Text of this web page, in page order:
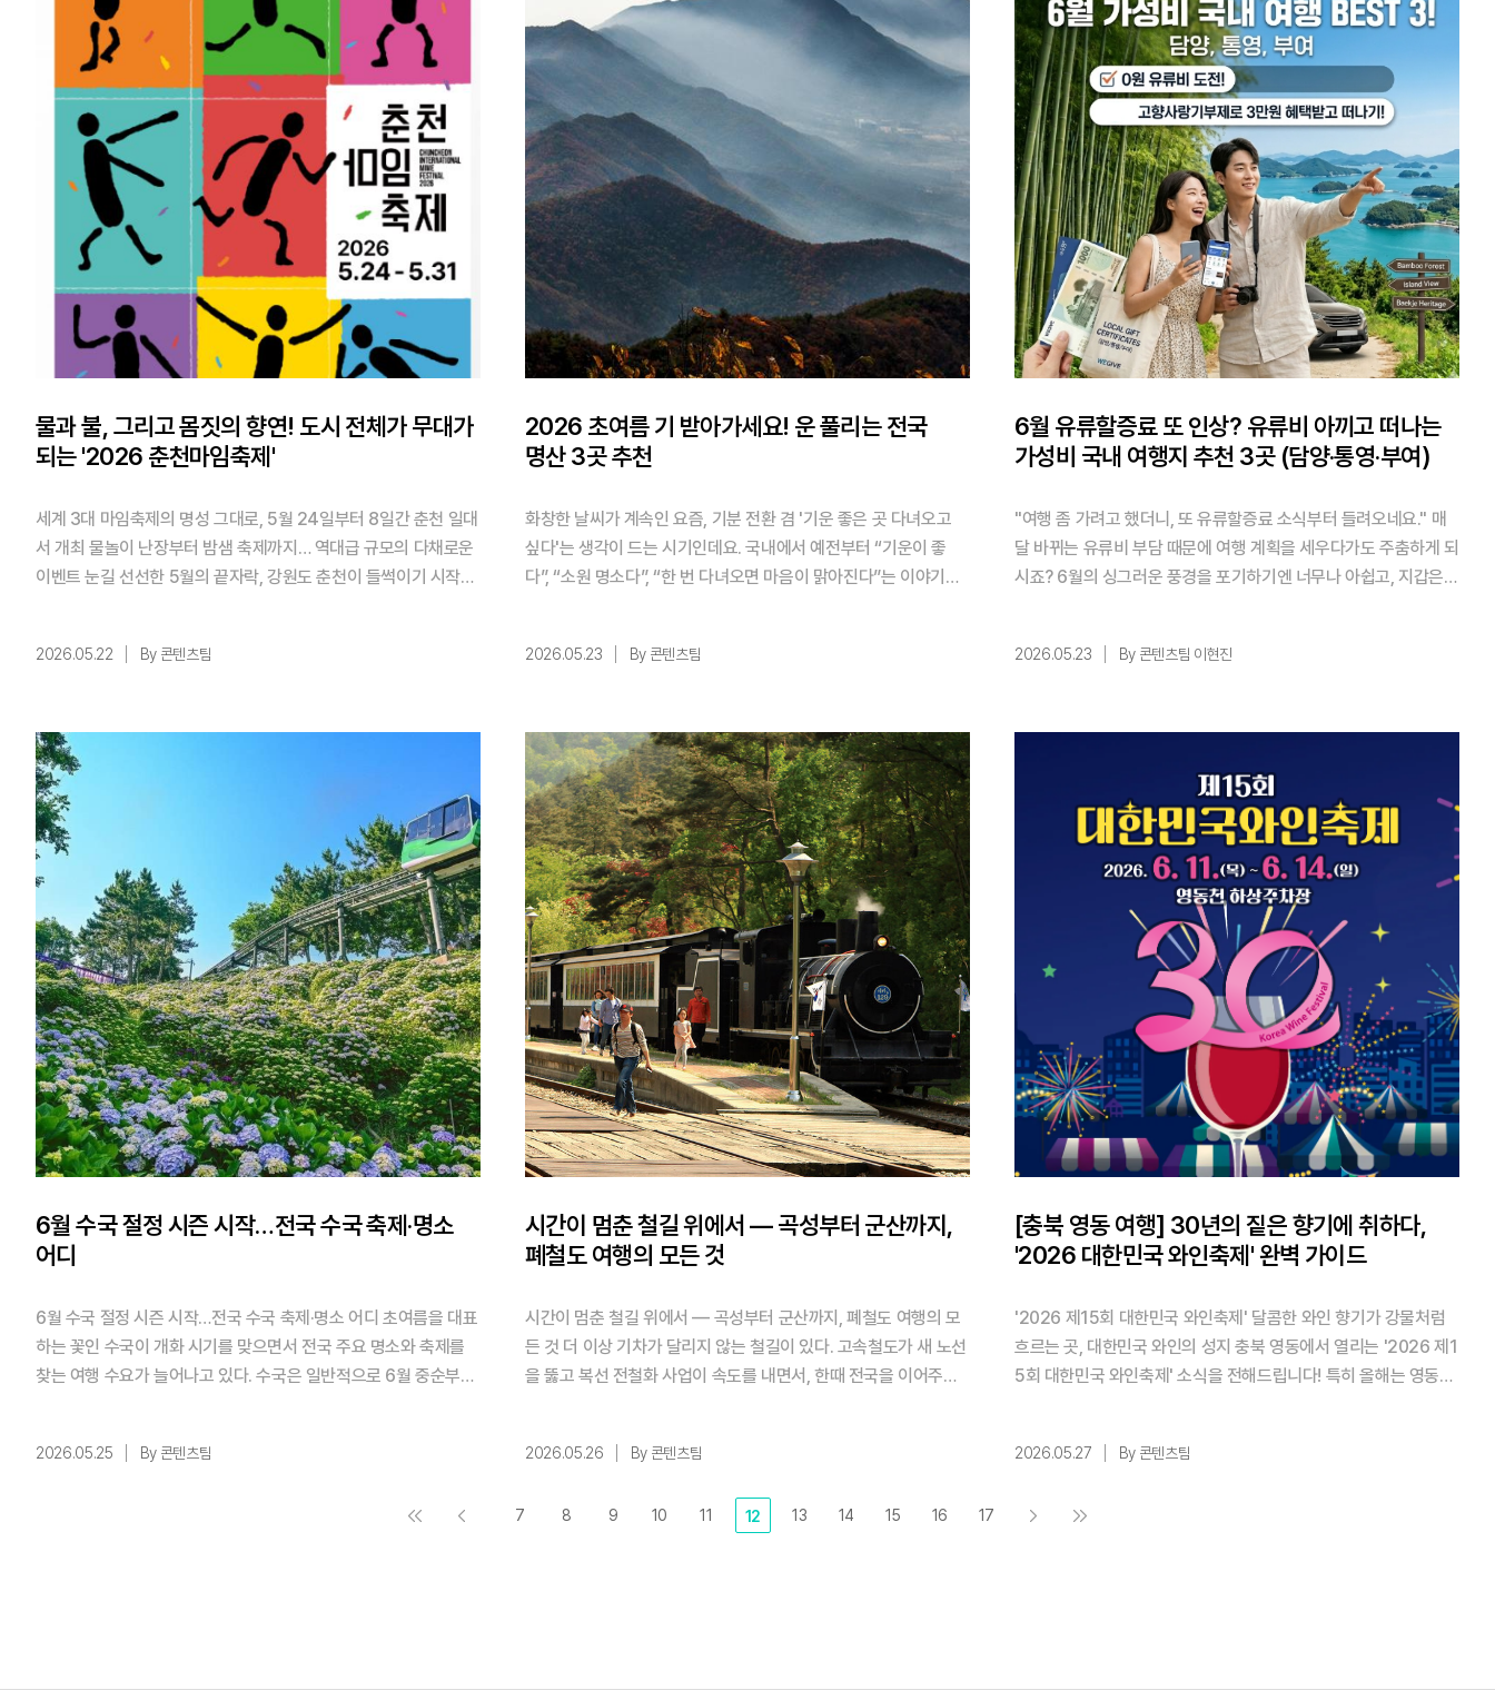
물과 불, 그리고 몸짓의 향연! 도시 전체가 무대가
되는 '2026 춘천마임축제'
세계 3대 마임축제의 명성 그대로, 5월 24일부터 8일간 춘천 일대
서 개최 물놀이 난장부터 밤샘 축제까지… 역대급 규모의 다채로운
이벤트 눈길 선선한 5월의 끝자락, 강원도 춘천이 들썩이기 시작한
24일(일)부터 31일(일)까지 8일간 화려한 막을 올린다. 올해 축제
2026.05.22 By 콘텐츠팀
2026 초여름 기 받아가세요! 운 풀리는 전국
명산 3곳 추천
화창한 날씨가 계속인 요즘, 기분 전환 겸 '기운 좋은 곳 다녀오고
싶다'는 생각이 드는 시기인데요. 국내에서 예전부터 “기운이 좋
다”, “소원 명소다”, “한 번 다녀오면 마음이 맑아진다”는 이야기가
2026.05.23 By 콘텐츠팀
6월 유류할증료 또 인상? 유류비 아끼고 떠나는
가성비 국내 여행지 추천 3곳 (담양·통영·부여)
"여행 좀 가려고 했더니, 또 유류할증료 소식부터 들려오네요." 매
달 바뀌는 유류비 부담 때문에 여행 계획을 세우다가도 주춤하게 되
시죠? 6월의 싱그러운 풍경을 포기하기엔 너무나 아쉽고, 지갑은
어떨까요? 오늘 이 포스팅 하나만 정독하시면, 올여름 여행 예산을
2026.05.23 By 콘텐츠팀 이현진
6월 수국 절정 시즌 시작…전국 수국 축제·명소
어디
6월 수국 절정 시즌 시작…전국 수국 축제·명소 어디 초여름을 대표
하는 꽃인 수국이 개화 시기를 맞으면서 전국 주요 명소와 축제를
찾는 여행 수요가 늘어나고 있다. 수국은 일반적으로 6월 중순부터
는 '시즌 여행' 수요가 늘면서 사진 촬영과 야간 관람, 지역 먹거리
2026.05.25 By 콘텐츠팀
시간이 멈춘 철길 위에서 — 곡성부터 군산까지,
폐철도 여행의 모든 것
시간이 멈춘 철길 위에서 — 곡성부터 군산까지, 폐철도 여행의 모
든 것 더 이상 기차가 달리지 않는 철길이 있다. 고속철도가 새 노선
을 뚫고 복선 전철화 사업이 속도를 내면서, 한때 전국을 이어주던
철길을 찾아 나서기 시작한 것이다. 폐철도 여행은 단순한 복고 취
조금 불편한 것들이 주는 위로가 있다. 기적 소 ...
2026.05.26 By 콘텐츠팀
[충북 영동 여행] 30년의 짙은 향기에 취하다,
'2026 대한민국 와인축제' 완벽 가이드
'2026 제15회 대한민국 와인축제' 달콤한 와인 향기가 강물처럼
흐르는 곳, 대한민국 와인의 성지 충북 영동에서 열리는 '2026 제1
5회 대한민국 와인축제' 소식을 전해드립니다! 특히 올해는 영동군
는 가족이나 연인과 함께 향긋한 와인 여행을 떠나보시는 건 어떨까
행사 기본 ...
2026.05.27 By 콘텐츠팀
7 8 9 10 11 12 13 14 15 16 17